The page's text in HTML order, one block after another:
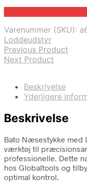
Varenummer (SKU):
Loddeudstyr
Previous Product
Next Product
Beskrivelse
Yderligere
Beskrivelse
Bato Næsestykke med
værktøj til
professionelle. Dette
hos Globaltools og
optimal kontrol.